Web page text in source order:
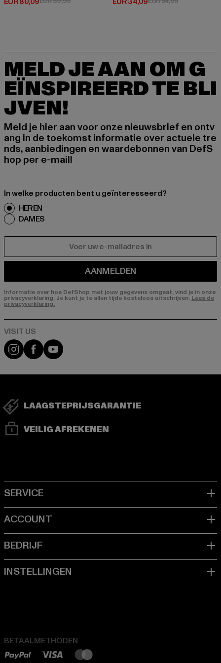
MELD JE AAN OM G
EÏNSPIREERD TE BLI
JVEN!
Meld je hier aan voor onze nieuwsbrief en ontv
ang in de toekomst informatie over actuele tre
nds, aanbiedingen en waardebonnen van DefS
hop per e-mail!
In welke producten bent u geïnteresseerd?
HEREN
DAMES
AANMELDEN
Informatie over hoe DefShop met jouw gegevens omgaat, vind je in onze
privacyverklaring. Je kunt je te allen tijde kosteloos uitschrijven. Lees de
privacyverklaring.
Visit our Instagram page:
Visit our Facebook page:
Visit our YouTube channel:
LAAGSTEPRIJSGARANTIE
VEILIG AFREKENEN
BETAALMETHODEN